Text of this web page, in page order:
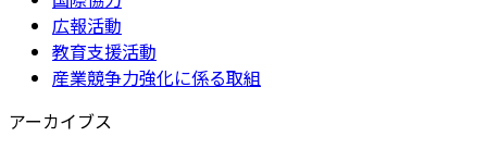
広報活動
教育支援活動
産業競争力強化に係る取組
アーカイブス